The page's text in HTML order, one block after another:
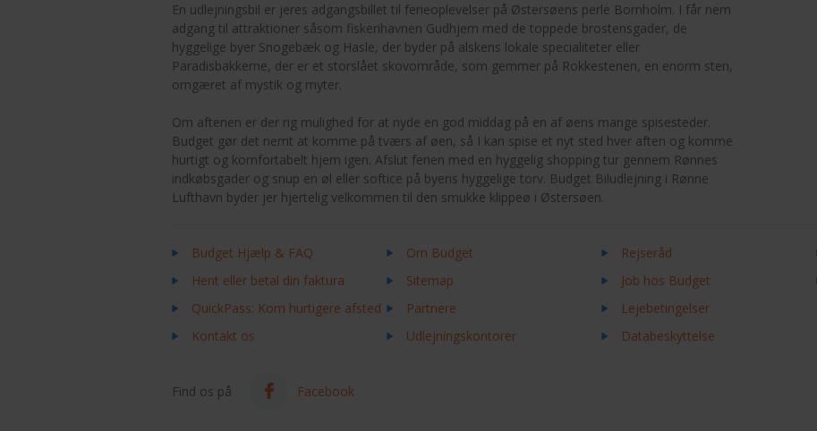
En udlejningsbil er jeres adgangsbillet til ferieoplevelser på Østersøens perle Bornholm. I får nem
adgang til attraktioner såsom fiskerihavnen Gudhjem med de toppede brostensgader, de
hyggelige byer Snogebæk og Hasle, der byder på alskens lokale specialiteter eller
Paradisbakkerne, der er et storslået skovområde, som gemmer på Rokkestenen, en enorm sten,
omgæret af mystik og myter.
Om aftenen er der rig mulighed for at nyde en god middag på en af øens mange spisesteder.
Budget gør det nemt at komme på tværs af øen, så I kan spise et nyt sted hver aften og komme
hurtigt og komfortabelt hjem igen. Afslut ferien med en hyggelig shopping tur gennem Rønnes
indkøbsgader og snup en øl eller softice på byens hyggelige torv. Budget Biludlejning i Rønne
Lufthavn byder jer hjertelig velkommen til den smukke klippeø i Østersøen.
Budget Hjælp & FAQ
Hent eller betal din faktura
QuickPass: Kom hurtigere afsted
Kontakt os
Om Budget
Sitemap
Partnere
Udlejningskontorer
Rejseråd
Job hos Budget
Lejebetingelser
Databeskyttelse
Find os på Facebook